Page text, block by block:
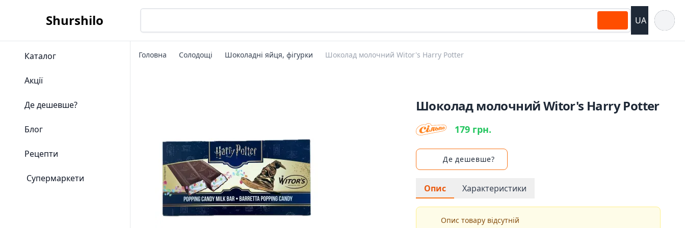
Shurshilo UA
Каталог
Акції
Де дешевше?
Блог
Рецепти
Супермаркети
Головна Солодощі Шоколадні яйця, фігурки Шоколад молочний Witor's Harry Potter
Шоколад молочний Witor's Harry Potter
179 грн.
Де дешевше?
Опис Характеристики
Опис товару відсутній